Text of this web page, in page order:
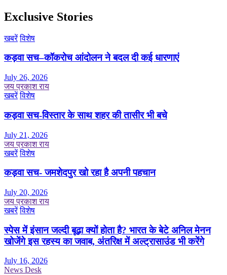
Exclusive Stories
खबरें विशेष
कड़वा सच–कॉकरोच आंदोलन ने बदल दी कई धारणाएं
July 26, 2026
जय प्रकाश राय
खबरें विशेष
कड़वा सच-विस्तार के साथ शहर की तासीर भी बचे
July 21, 2026
जय प्रकाश राय
खबरें विशेष
कड़वा सच- जमशेदपुर खो रहा है अपनी पहचान
July 20, 2026
जय प्रकाश राय
खबरें विशेष
स्पेस में इंसान जल्दी बूढ़ा क्यों होता है? भारत के बेटे अनिल मेनन
खोजेंगे इस रहस्य का जवाब, अंतरिक्ष में अल्ट्रासाउंड भी करेंगे
July 16, 2026
News Desk